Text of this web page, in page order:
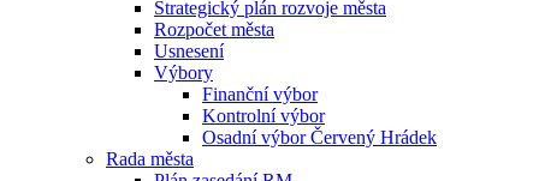
Strategický plán rozvoje města
Rozpočet města
Usnesení
Výbory
Finanční výbor
Kontrolní výbor
Osadní výbor Červený Hrádek
Rada města